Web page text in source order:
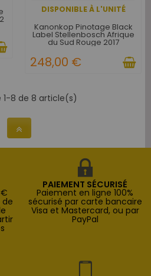
DISPONIBLE À L'UNITÉ
Kanonkop Pinotage Black
Label Stellenbosch Afrique
du Sud Rouge 2017
248,00 €
8 de 8 article(s)
€
PAIEMENT SÉCURISÉ
Paiement en ligne 100%
sécurisé par carte bancaire
Visa et Mastercard, ou par
PayPal